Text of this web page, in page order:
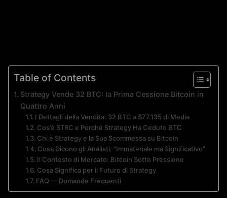
Table of Contents
Strategy Vende 32 BTC: la Prima Cessione Bitcoin in
Quattro Anni
I Dettagli della Vendita: 32 BTC a $77.135 di Media
Cos’è STRC e Perché Strategy Ha Ceduto BTC
Chi è Strategy e la Sua Scommessa su Bitcoin
Cosa Dicono gli Analisti: “Immateriale ma Significativo”
Il Contesto di Mercato: Bitcoin Sotto Pressione
Cosa Significa per il Futuro di Strategy
FAQ — Domande Frequenti